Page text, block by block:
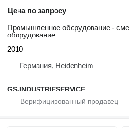
Цена по запросу
Промышленное оборудование -
оборудование
2010
Германия, Heidenheim
GS-INDUSTRIESERVICE